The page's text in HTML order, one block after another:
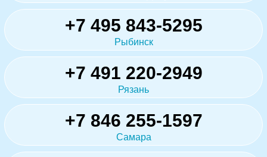
+7 495 843-5295
Рыбинск
+7 491 220-2949
Рязань
+7 846 255-1597
Самара